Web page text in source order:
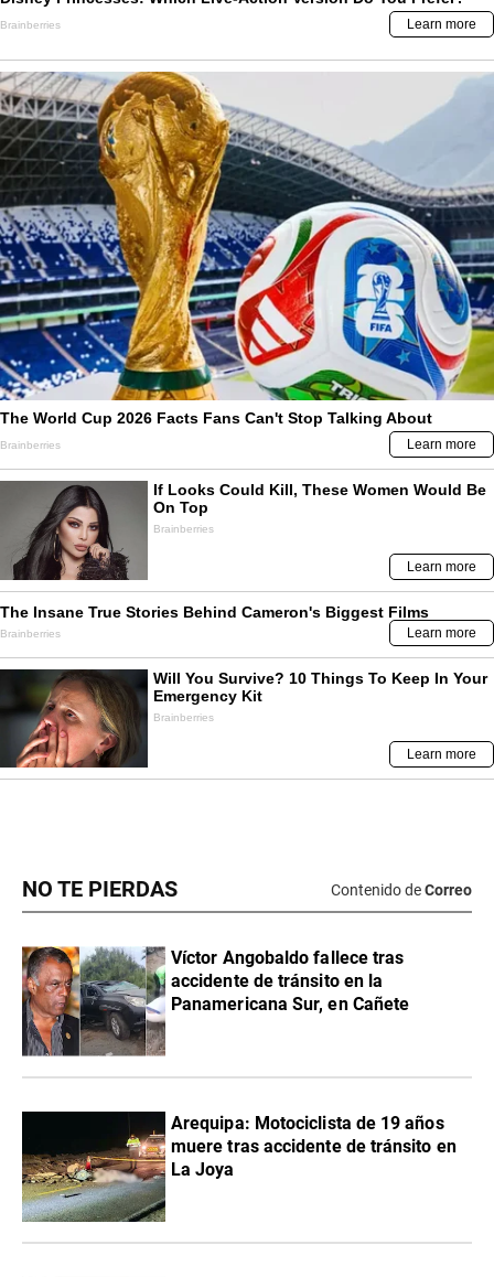
NO TE PIERDAS Contenido deCorreo
Víctor Angobaldo fallece tras
accidente de tránsito en la
Panamericana Sur, en Cañete
Arequipa: Motociclista de 19 años
muere tras accidente de tránsito en
La Joya